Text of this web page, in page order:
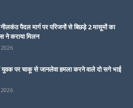
पैदल मार्ग पर परिजनों से बिछड़े 2 मासूमों का
ने कराया मिलन
युवक पर चाकू से जानलेवा हमला करने वाले दो सगे भाई